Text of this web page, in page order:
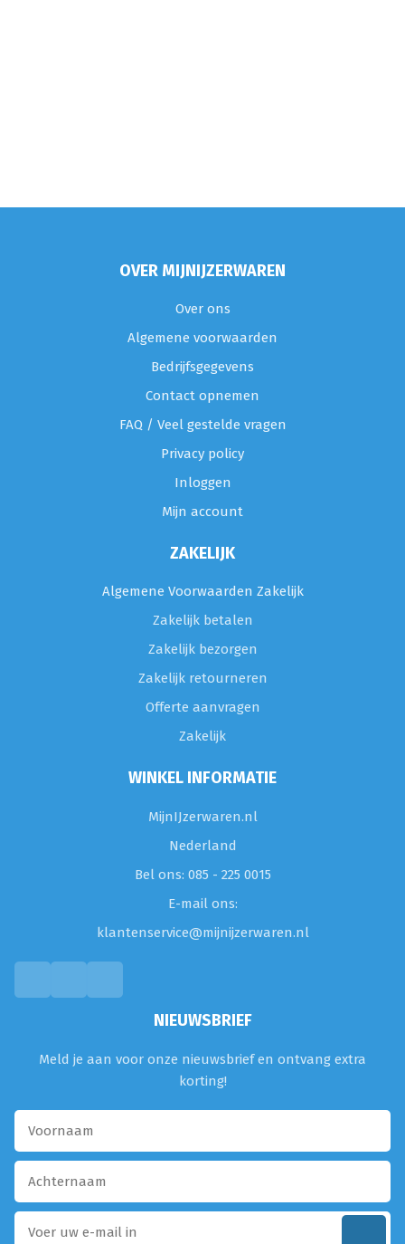
OVER MIJNIJZERWAREN
Over ons
Algemene voorwaarden
Bedrijfsgegevens
Contact opnemen
FAQ / Veel gestelde vragen
Privacy policy
Inloggen
Mijn account
ZAKELIJK
Algemene Voorwaarden Zakelijk
Zakelijk betalen
Zakelijk bezorgen
Zakelijk retourneren
Offerte aanvragen
Zakelijk
WINKEL INFORMATIE
MijnIJzerwaren.nl
Nederland
Bel ons: 085 - 225 0015
E-mail ons:
klantenservice@mijnijzerwaren.nl
NIEUWSBRIEF
Meld je aan voor onze nieuwsbrief en ontvang extra
korting!